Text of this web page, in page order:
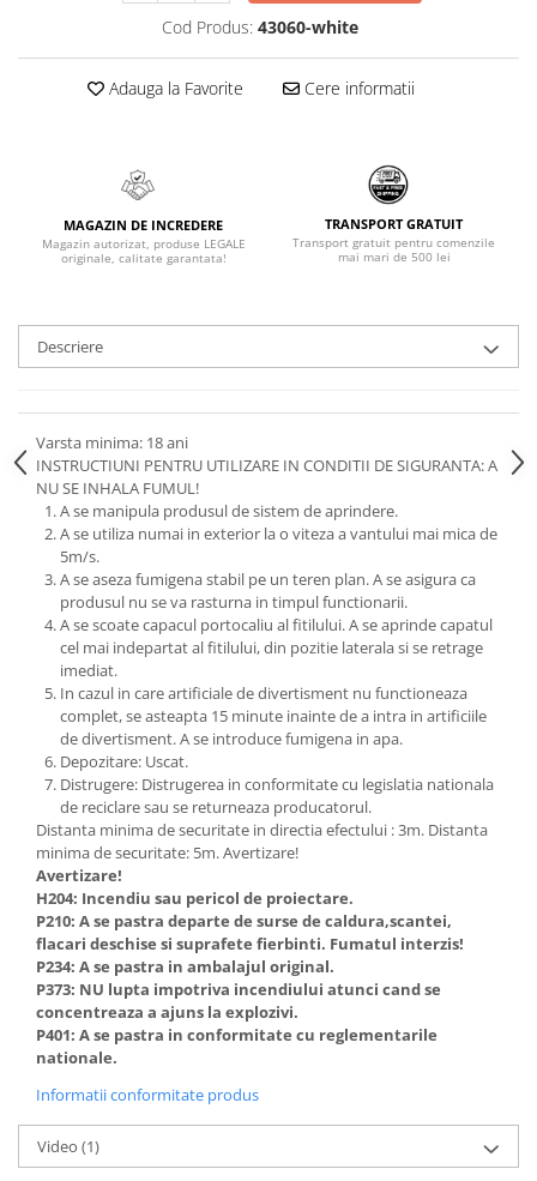
Cod Produs: 43060-white
Adauga la Favorite Cere informatii
MAGAZIN DE INCREDERE
Magazin autorizat, produse LEGALE
originale, calitate garantata!
TRANSPORT GRATUIT
Transport gratuit pentru comenzile
mai mari de 500 lei
Descriere
Varsta minima: 18 ani
INSTRUCTIUNI PENTRU UTILIZARE IN CONDITII DE SIGURANTA: A
NU SE INHALA FUMUL!
A se manipula produsul de sistem de aprindere.
A se utiliza numai in exterior la o viteza a vantului mai mica de
5m/s.
A se aseza fumigena stabil pe un teren plan. A se asigura ca
produsul nu se va rasturna in timpul functionarii.
A se scoate capacul portocaliu al fitilului. A se aprinde capatul
cel mai indepartat al fitilului, din pozitie laterala si se retrage
imediat.
In cazul in care artificiale de divertisment nu functioneaza
complet, se asteapta 15 minute inainte de a intra in artificiile
de divertisment. A se introduce fumigena in apa.
Depozitare: Uscat.
Distrugere: Distrugerea in conformitate cu legislatia nationala
de reciclare sau se returneaza producatorul.
Distanta minima de securitate in directia efectului : 3m. Distanta
minima de securitate: 5m. Avertizare!
Avertizare!
H204: Incendiu sau pericol de proiectare.
P210: A se pastra departe de surse de caldura,scantei,
flacari deschise si suprafete fierbinti. Fumatul interzis!
P234: A se pastra in ambalajul original.
P373: NU lupta impotriva incendiului atunci cand se
concentreaza a ajuns la explozivi.
P401: A se pastra in conformitate cu reglementarile
nationale.
Informatii conformitate produs
Video (1)